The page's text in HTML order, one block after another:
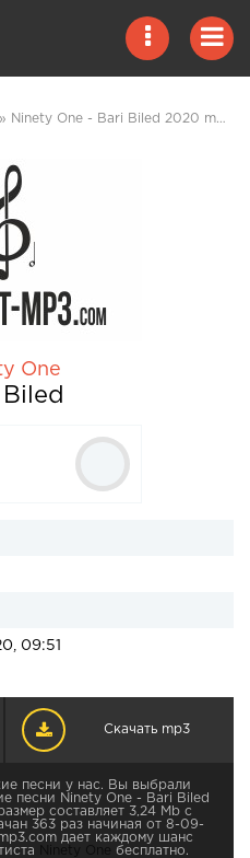
» Ninety One - Bari Biled 2020 mp3 скачать
One
09:51
Скачать mp3
песни у нас. Вы выбрали
песни Ninety One - Bari Biled
составляет 3,24 Mb с
363 раз начиная от 8-09-
дает каждому шанс
бесплатно.